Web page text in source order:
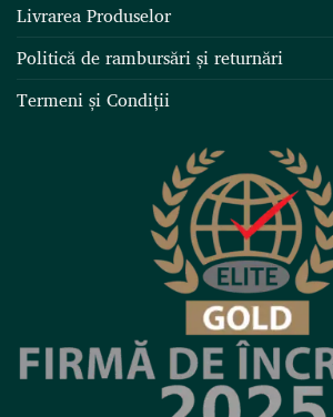
Livrarea Produselor
Politică de rambursări și returnări
Termeni și Condiții